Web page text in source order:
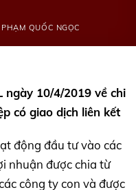
PHẠM QUỐC NGỌC
ngày 10/4/2019 về chi
có giao dịch liên kết
động đầu tư vào các
nhuận được chia từ
công ty con và được